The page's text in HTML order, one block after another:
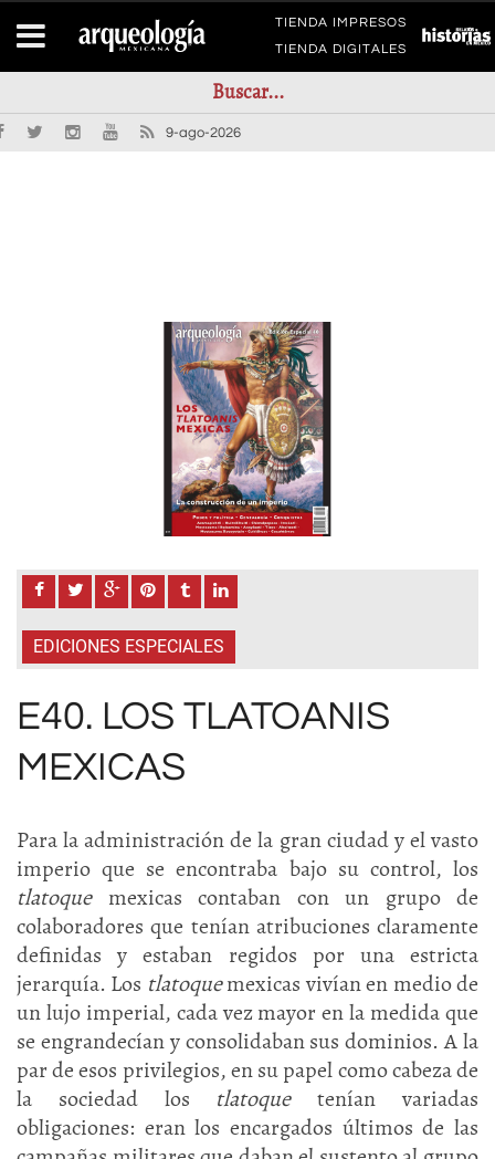
TIENDA IMPRESOS
TIENDA DIGITALES
9-ago-2026
EDICIONES ESPECIALES
E40. LOS TLATOANIS
MEXICAS
Para la administración de la gran ciudad y el vasto
imperio que se encontraba bajo su control, los
tlatoquemexicas contaban con un grupo de
colaboradores que tenían atribuciones claramente
definidas y estaban regidos por una estricta
jerarquía. Los tlatoquemexicas vivían en medio de
un lujo imperial, cada vez mayor en la medida que
se engrandecían y consolidaban sus dominios. A la
par de esos privilegios, en su papel como cabeza de
la sociedad los tlatoquetenían variadas
obligaciones: eran los encargados últimos de las